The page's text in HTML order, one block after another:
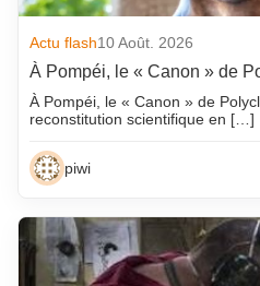
Actu flash10 Août. 2026
À Pompéi, le « Canon » de
À Pompéi, le « Canon » de
reconstitution scientifique en […]
piwi